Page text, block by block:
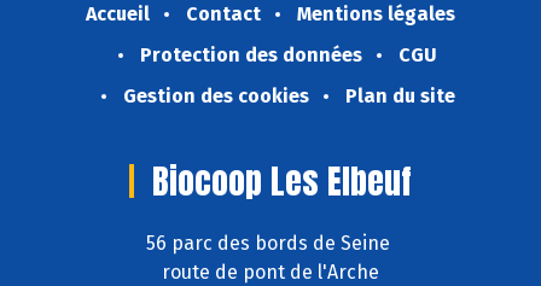
Accueil Contact
Mentions légales
Protection des données
CGU
Gestion des cookies
Plan du site
Biocoop Les Elbeuf
56 parc des bords de Seine
route de pont de l'Arche